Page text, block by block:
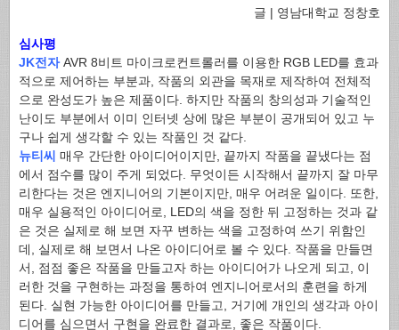
글 | 영남대학교 정창호
심사평
JK전자 AVR 8비트 마이크로컨트롤러를 이용한 RGB LED를 효과
적으로 제어하는 부분과, 작품의 외관을 목재로 제작하여 전체적
으로 완성도가 높은 제품이다. 하지만 작품의 창의성과 기술적인
난이도 부분에서 이미 인터넷 상에 많은 부분이 공개되어 있고 누
구나 쉽게 생각할 수 있는 작품인 것 같다.
뉴티씨 매우 간단한 아이디어이지만, 끝까지 작품을 끝냈다는 점
에서 점수를 많이 주게 되었다. 무엇이든 시작해서 끝까지 잘 마무
리한다는 것은 엔지니어의 기본이지만, 매우 어려운 일이다. 또한,
매우 실용적인 아이디어로, LED의 색을 정한 뒤 고정하는 것과 같
은 것은 실제로 해 보면 자꾸 변하는 색을 고정하여 쓰기 위함인
데, 실제로 해 보면서 나온 아이디어로 볼 수 있다. 작품을 만들면
서, 점점 좋은 작품을 만들고자 하는 아이디어가 나오게 되고, 이
러한 것을 구현하는 과정을 통하여 엔지니어로서의 훈련을 하게
된다. 실현 가능한 아이디어를 만들고, 거기에 개인의 생각과 아이
디어를 심으면서 구현을 완료한 결과로, 좋은 작품이다.